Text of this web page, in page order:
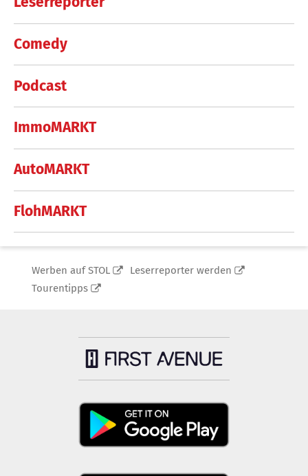
Comedy
Podcast
ImmoMARKT
AutoMARKT
FlohMARKT
Werben auf STOL
Leserreporter werden
Tourentipps